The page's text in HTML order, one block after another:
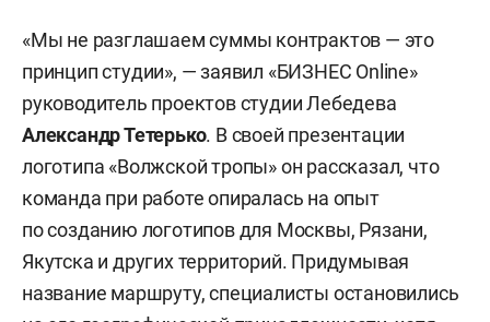
«Мы не разглашаем суммы контрактов — это
принцип студии», — заявил «БИЗНЕС Online»
руководитель проектов студии Лебедева
Александр Тетерько. В своей презентации
логотипа «Волжской тропы» он рассказал, что
команда при работе опиралась на опыт
по созданию логотипов для Москвы, Рязани,
Якутска и других территорий. Придумывая
название маршруту, специалисты остановились